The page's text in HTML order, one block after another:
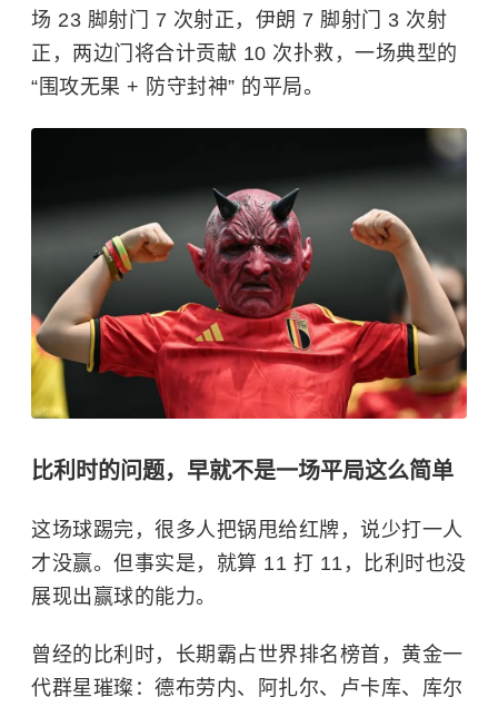
场 23 脚射门 7 次射正，伊朗 7 脚射门 3 次射
正，两边门将合计贡献 10 次扑救，一场典型的
“围攻无果 + 防守封神” 的平局。
比利时的问题，早就不是一场平局这么简单
这场球踢完，很多人把锅甩给红牌，说少打一人
才没赢。但事实是，就算 11 打 11，比利时也没
展现出赢球的能力。
曾经的比利时，长期霸占世界排名榜首，黄金一
代群星璀璨：德布劳内、阿扎尔、卢卡库、库尔